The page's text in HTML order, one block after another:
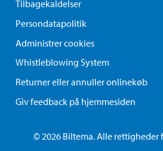
Tilbagekaldelser
Persondatapolitik
Administrer cookies
Whistleblowing System
Returner eller annuller onlinekøb
Giv feedback på hjemmesiden
© 2026 Biltema. Alle rettigheder